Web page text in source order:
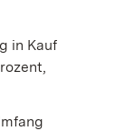
in Kauf